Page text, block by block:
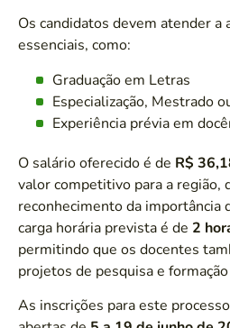
Os candidatos devem atender a
essenciais, como:
Graduação em Letras
Especialização, Mestrado
Experiência prévia em
O salário oferecido é de R$
valor competitivo para a região,
reconhecimento da importância
carga horária prevista é de 2
permitindo que os docentes
projetos de pesquisa e
As inscrições para este